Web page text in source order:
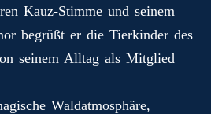
m
Kauz‑Stimme und seinem
begrüßt er die Tierkinder des
seinem Alltag als Mitglied
Waldatmosphäre,